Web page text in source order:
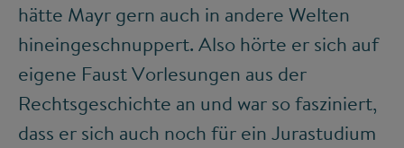
hätte Mayr gern auch in andere Welten
hineingeschnuppert. Also hörte er sich auf
eigene Faust Vorlesungen aus der
Rechtsgeschichte an und war so fasziniert,
dass er sich auch noch für ein Jurastudium